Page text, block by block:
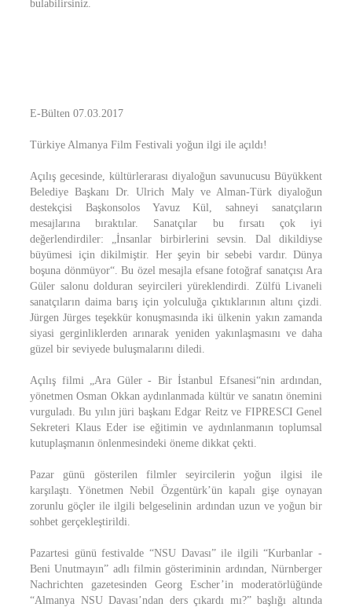
bulabilirsiniz.
E-Bülten 07.03.2017
Türkiye Almanya Film Festivali yoğun ilgi ile açıldı!
Açılış gecesinde, kültürlerarası diyaloğun savunucusu Büyükkent
Belediye Başkanı Dr. Ulrich Maly ve Alman-Türk diyaloğun
destekçisi Başkonsolos Yavuz Kül, sahneyi sanatçıların
mesajlarına bıraktılar. Sanatçılar bu fırsatı çok iyi
değerlendirdiler: „İnsanlar birbirlerini sevsin. Dal dikildiyse
büyümesi için dikilmiştir. Her şeyin bir sebebi vardır. Dünya
boşuna dönmüyor“. Bu özel mesajla efsane fotoğraf sanatçısı Ara
Güler salonu dolduran seyircileri yüreklendirdi. Zülfü Livaneli
sanatçıların daima barış için yolculuğa çıktıklarının altını çizdi.
Jürgen Jürges teşekkür konuşmasında iki ülkenin yakın zamanda
siyasi gerginliklerden arınarak yeniden yakınlaşmasını ve daha
güzel bir seviyede buluşmalarını diledi.
Açılış filmi „Ara Güler - Bir İstanbul Efsanesi“nin ardından,
yönetmen Osman Okkan aydınlanmada kültür ve sanatın önemini
vurguladı. Bu yılın jüri başkanı Edgar Reitz ve FIPRESCI Genel
Sekreteri Klaus Eder ise eğitimin ve aydınlanmanın toplumsal
kutuplaşmanın önlenmesindeki öneme dikkat çekti.
Pazar günü gösterilen filmler seyircilerin yoğun ilgisi ile
karşılaştı. Yönetmen Nebil Özgentürk’ün kapalı gişe oynayan
zorunlu göçler ile ilgili belgeselinin ardından uzun ve yoğun bir
sohbet gerçekleştirildi.
Pazartesi günü festivalde “NSU Davası” ile ilgili “Kurbanlar -
Beni Unutmayın” adlı filmin gösteriminin ardından, Nürnberger
Nachrichten gazetesinden Georg Escher’in moderatörlüğünde
“Almanya NSU Davası’ndan ders çıkardı mı?” başlığı altında